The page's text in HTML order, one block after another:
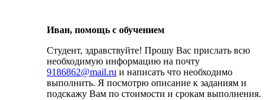
Иван, помощь с обучением
Студент, здравствуйте! Прошу Вас прислать всю
необходимую информацию на почту
9186862@mail.ru и написать что необходимо
выполнить. Я посмотрю описание к заданиям и
подскажу Вам по стоимости и срокам выполнения.